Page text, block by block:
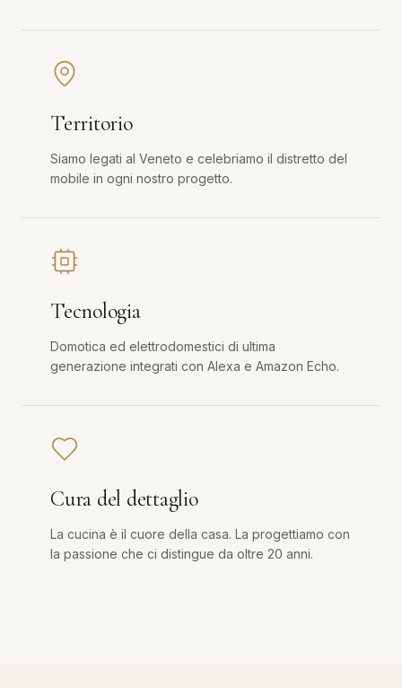
Territorio
Siamo legati al Veneto e celebriamo il distretto del
mobile in ogni nostro progetto.
Tecnologia
Domotica ed elettrodomestici di ultima
generazione integrati con Alexa e Amazon Echo.
Cura del dettaglio
La cucina è il cuore della casa. La progettiamo con
la passione che ci distingue da oltre 20 anni.